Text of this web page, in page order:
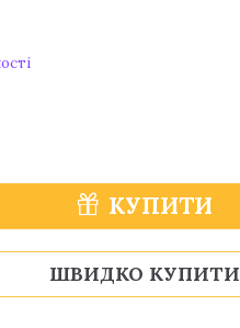
КУПИТИ
ШВИДКО КУПИТИ